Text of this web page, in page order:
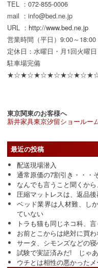
TEL ：072-855-0006
mail ：info@bed.ne.jp
URL ： http://www.bed.ne.jp
営業時間（平日）9:00～
定休日：水曜日・月1回火曜日
駐車場完備
東京関東のお客様へ
新井家具東京汐留ショールー
最近の投稿
配送現場潜入
通常原価の7割引き・・・
なんでも言うこと聞くか
圧縮マットレスは、返品
ベッド業界は人材難、し
ていない
トラも猫も同じネコ科、
お前とこからは絶対に買
サータ、シモンズなどの
試験で実証済みだ! じゃ
ウチとは相性の悪かった